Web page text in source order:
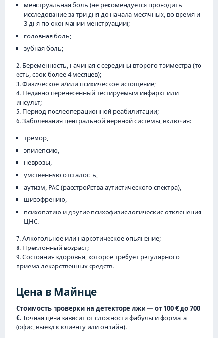
менструальная боль (не рекомендуется проводить
исследование за три дня до начала месячных, во время и
3 дня по окончании менструации);
головная боль;
зубная боль;
2. Беременность, начиная с середины второго триместра (то
есть, срок более 4 месяцев);
3. Физическое и/или психическое истощение;
4. Недавно перенесенный тестируемым инфаркт или
инсульт;
5. Период послеоперационной реабилитации;
6. Заболевания центральной нервной системы, включая:
тремор,
эпилепсию,
неврозы,
умственную отсталость,
аутизм, РАС (расстройства аутистического спектра),
шизофрению,
психопатию и другие психофизиологические отклонения
ЦНС.
7. Алкогольное или наркотическое опьянение;
8. Преклонный возраст;
9. Состояния здоровья, которое требует регулярного
приема лекарственных средств.
Цена в Майнце
Стоимость проверки на детекторе лжи — от 100 € до 700
€. Точная цена зависит от сложности фабулы и формата
(офис, выезд к клиенту или онлайн).